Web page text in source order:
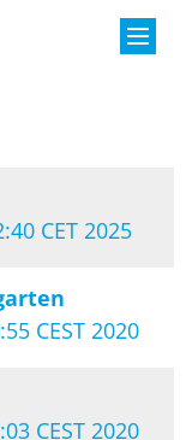
CET 2025
CEST 2020
CEST 2020